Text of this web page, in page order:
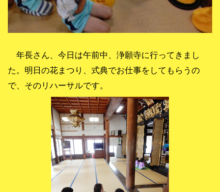
年長さん、今日は午前中、浄願寺に行ってきまし
た。明日の花まつり、式典でお仕事をしてもらうの
で、そのリハーサルです。